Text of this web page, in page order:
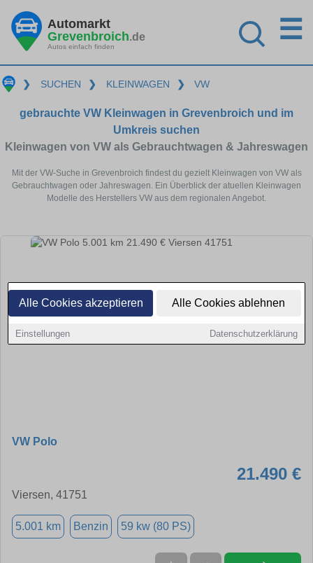
Alle Cookies akzeptieren Alle Cookies ablehnen
Einstellungen Datenschutzerklärung
Automarkt
Grevenbroich.de
Autos einfach finden
☰
❯ SUCHEN ❯ KLEINWAGEN ❯ VW
gebrauchte VW Kleinwagen in Grevenbroich und im
Umkreis suchen
Kleinwagen von VW als Gebrauchtwagen & Jahreswagen
Mit der VW-Suche in Grevenbroich findest du gezielt Kleinwagen von VW als
Gebrauchtwagen oder Jahreswagen. Ein Überblick der atuellen Kleinwagen
Modelle des Herstellers VW aus dem regionalen Angebot.
VW Polo
21.490 €
Viersen, 41751
5.001 km Benzin 59 kw (80 PS)